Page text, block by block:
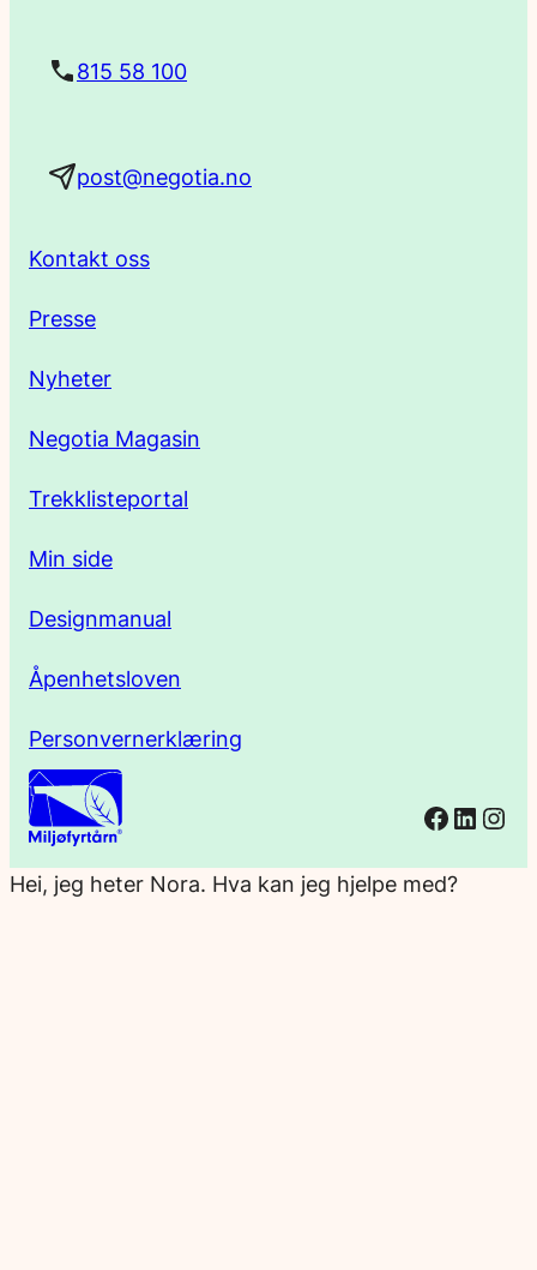
815 58 100
post@negotia.no
Kontakt oss
Presse
Nyheter
Negotia Magasin
Trekklisteportal
Min side
Designmanual
Åpenhetsloven
Personvernerklæring
Hei, jeg heter Nora. Hva kan jeg hjelpe med?